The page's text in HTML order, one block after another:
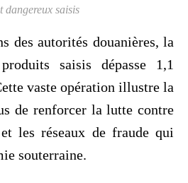
dangereux saisis
des autorités douanières, la
saisis dépasse 1,1
vaste opération illustre la
de renforcer la lutte contre
les réseaux de fraude qui
souterraine.